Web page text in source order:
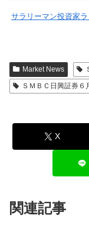
サラリーマン投資家
Market News
ＳＭＢＣ日興証券６
X
関連記事